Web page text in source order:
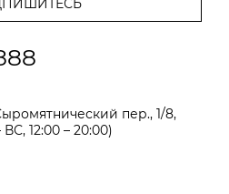
пер., 1/8,
12:00 – 20:00)